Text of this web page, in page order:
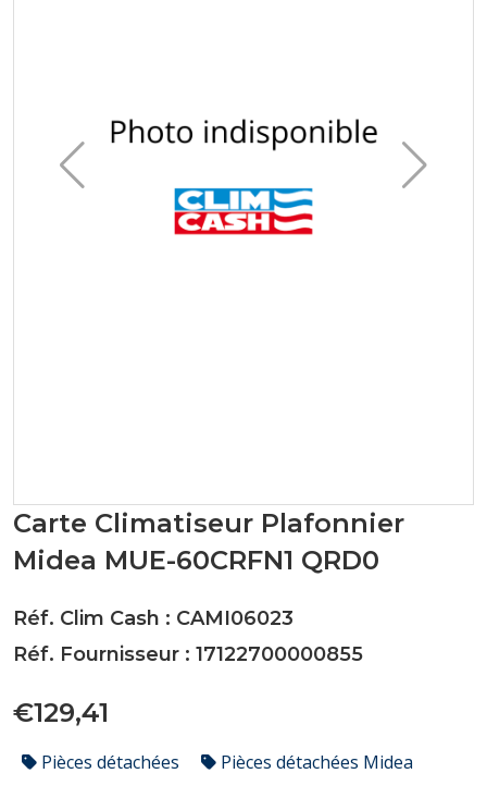
Carte Climatiseur Plafonnier
Midea MUE-60CRFN1 QRD0
Réf. Clim Cash : CAMI06023
Réf. Fournisseur : 17122700000855
€129,41
Pièces détachées Pièces détachées Midea